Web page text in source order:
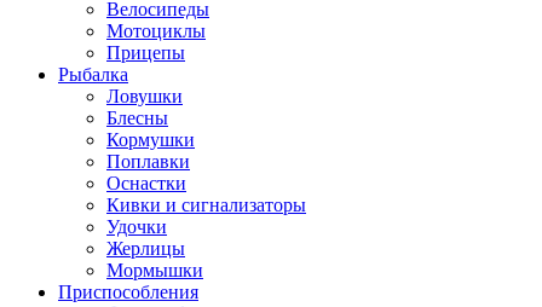
Велосипеды
Мотоциклы
Прицепы
Рыбалка
Ловушки
Блесны
Кормушки
Поплавки
Оснастки
Кивки и сигнализаторы
Удочки
Жерлицы
Мормышки
Приспособления